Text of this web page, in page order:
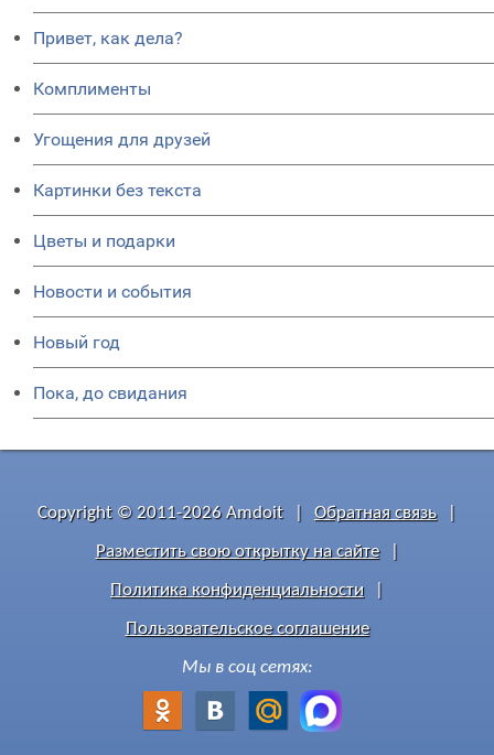
Привет, как дела?
Комплименты
Угощения для друзей
Картинки без текста
Цветы и подарки
Новости и события
Новый год
Пока, до свидания
Copyright © 2011-2026 Amdoit Обратная связь
Разместить свою открытку на сайте
Политика конфиденциальности
Пользовательское соглашение
Мы в соц сетях: